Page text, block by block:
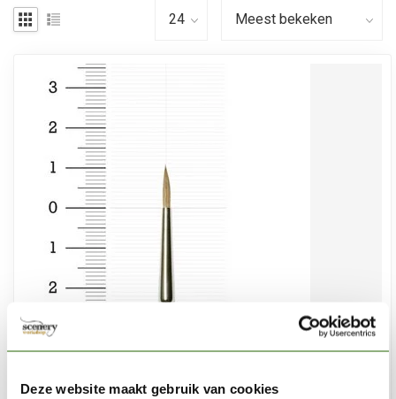
Deze website maakt gebruik van cookies
Regiment Brush - BR7007